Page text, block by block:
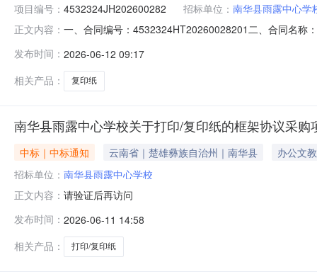
项目编号： 4532324JH202600282 招标单位： 南华县雨露中心学
正文内容： 一、合同编号：4532324HT20260028201二、合同名称
省楚雄彝族自治州南华县龙川镇斗山社区居民委员会华
发布时间： 2026-06-12 09:17
相关产品：
复印纸
南华县雨露中心学校关于打印/复印纸的框架协议采购
中标｜中标通知 云南省｜楚雄彝族自治州｜南华县
办公文教
招标单位： 南华县雨露中心学校
正文内容： 请验证后再访问
发布时间： 2026-06-11 14:58
相关产品：
打印/复印纸